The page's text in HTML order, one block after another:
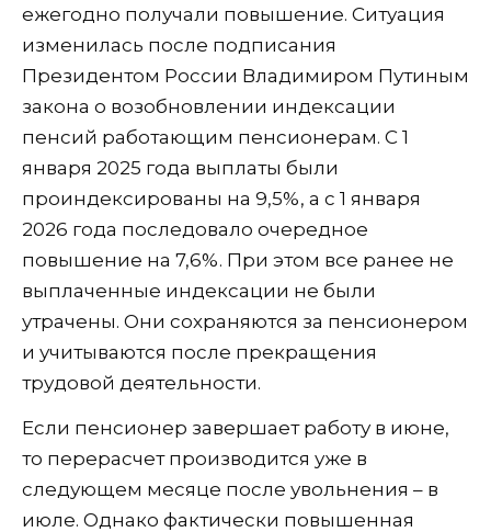
ежегодно получали повышение. Ситуация
изменилась после подписания
Президентом России Владимиром Путиным
закона о возобновлении индексации
пенсий работающим пенсионерам. С 1
января 2025 года выплаты были
проиндексированы на 9,5%, а с 1 января
2026 года последовало очередное
повышение на 7,6%. При этом все ранее не
выплаченные индексации не были
утрачены. Они сохраняются за пенсионером
и учитываются после прекращения
трудовой деятельности.
Если пенсионер завершает работу в июне,
то перерасчет производится уже в
следующем месяце после увольнения – в
июле. Однако фактически повышенная